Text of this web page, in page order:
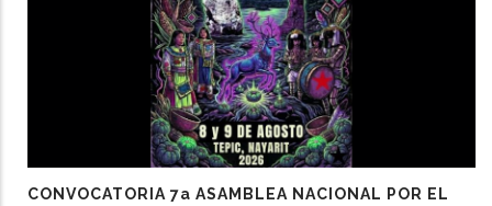
CONVOCATORIA 7a ASAMBLEA NACIONAL POR EL